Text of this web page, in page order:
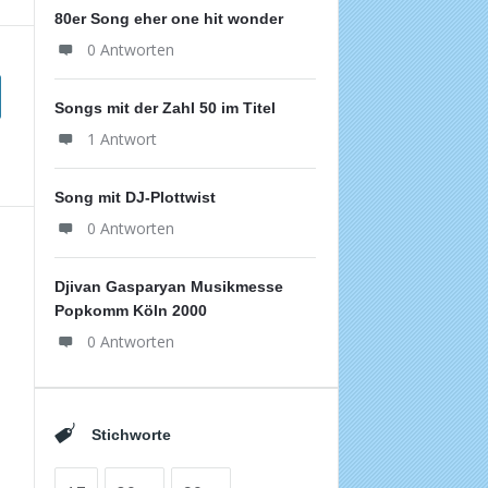
80er Song eher one hit wonder
0 Antworten
Songs mit der Zahl 50 im Titel
1 Antwort
Song mit DJ-Plottwist
0 Antworten
Djivan Gasparyan Musikmesse
Popkomm Köln 2000
0 Antworten
Stichworte